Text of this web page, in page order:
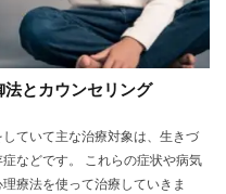
法とカウンセリング
ていて主な治療対象は、生きづ
などです。 これらの症状や病気
療法を使って治療していきま